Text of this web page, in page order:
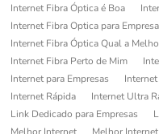
Internet Fibra Óptica é Boa
Internet Fibra Optica para
Internet Fibra Óptica Qual a
Internet Fibra Perto de Mim
Internet para Empresas
Internet Rápida
Internet Ultra
Link Dedicado para Empresas